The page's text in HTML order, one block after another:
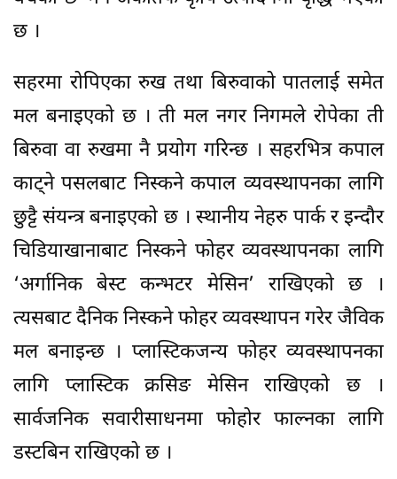
छ ।
सहरमा रोपिएका रुख तथा बिरुवाको पातलाई समेत
मल बनाइएको छ । ती मल नगर निगमले रोपेका ती
बिरुवा वा रुखमा नै प्रयोग गरिन्छ । सहरभित्र कपाल
काट्ने पसलबाट निस्कने कपाल व्यवस्थापनका लागि
छुट्टै संयन्त्र बनाइएको छ । स्थानीय नेहरु पार्क र इन्दौर
चिडियाखानाबाट निस्कने फोहर व्यवस्थापनका लागि
‘अर्गानिक बेस्ट कन्भटर मेसिन’ राखिएको छ ।
त्यसबाट दैनिक निस्कने फोहर व्यवस्थापन गरेर जैविक
मल बनाइन्छ । प्लास्टिकजन्य फोहर व्यवस्थापनका
लागि प्लास्टिक क्रसिङ मेसिन राखिएको छ ।
सार्वजनिक सवारीसाधनमा फोहोर फाल्नका लागि
डस्टबिन राखिएको छ ।